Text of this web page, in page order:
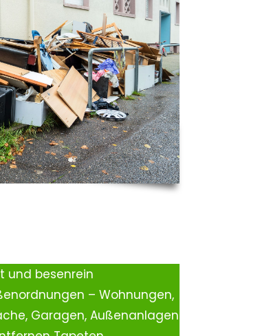
und besenrein
– Wohnungen,
Garagen, Außenanlagen